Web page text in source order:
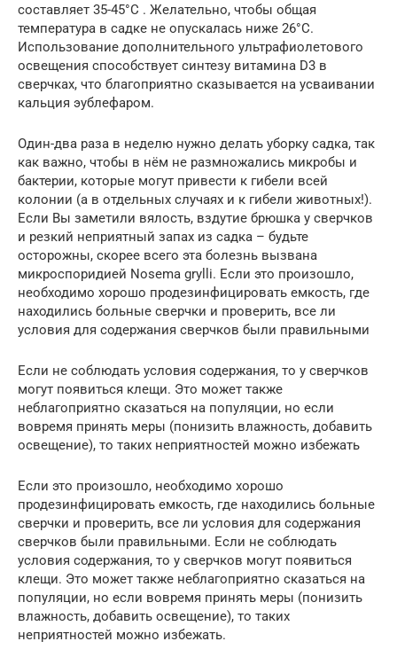
составляет 35-45°С . Желательно, чтобы общая
температура в садке не опускалась ниже 26°С.
Использование дополнительного ультрафиолетового
освещения способствует синтезу витамина D3 в
сверчках, что благоприятно сказывается на усваивании
кальция эублефаром.
Один-два раза в неделю нужно делать уборку садка, так
как важно, чтобы в нём не размножались микробы и
бактерии, которые могут привести к гибели всей
колонии (а в отдельных случаях и к гибели животных!).
Если Вы заметили вялость, вздутие брюшка у сверчков
и резкий неприятный запах из садка – будьте
осторожны, скорее всего эта болезнь вызвана
микроспоридией Nosema grylli. Если это произошло,
необходимо хорошо продезинфицировать емкость, где
находились больные сверчки и проверить, все ли
условия для содержания сверчков были правильными
Если не соблюдать условия содержания, то у сверчков
могут появиться клещи. Это может также
неблагоприятно сказаться на популяции, но если
вовремя принять меры (понизить влажность, добавить
освещение), то таких неприятностей можно избежать
Если это произошло, необходимо хорошо
продезинфицировать емкость, где находились больные
сверчки и проверить, все ли условия для содержания
сверчков были правильными. Если не соблюдать
условия содержания, то у сверчков могут появиться
клещи. Это может также неблагоприятно сказаться на
популяции, но если вовремя принять меры (понизить
влажность, добавить освещение), то таких
неприятностей можно избежать.